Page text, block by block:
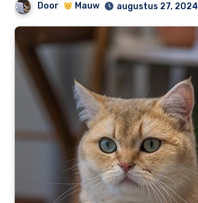
Door Mauw augustus 27, 2024